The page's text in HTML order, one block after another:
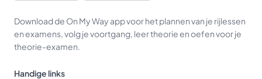
Download de On My Way app voor het plannen van je rijlessen
en examens, volg je voortgang, leer theorie en oefen voor je
theorie-examen.
Handige links